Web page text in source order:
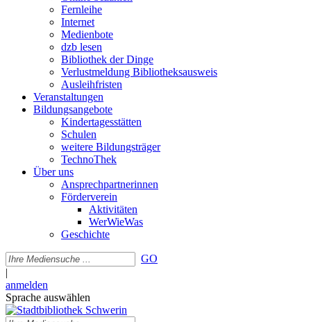
Fernleihe
Internet
Medienbote
dzb lesen
Bibliothek der Dinge
Verlustmeldung Bibliotheksausweis
Ausleihfristen
Veranstaltungen
Bildungsangebote
Kindertagesstätten
Schulen
weitere Bildungsträger
TechnoThek
Über uns
Ansprechpartnerinnen
Förderverein
Aktivitäten
WerWieWas
Geschichte
GO
|
anmelden
Sprache auswählen